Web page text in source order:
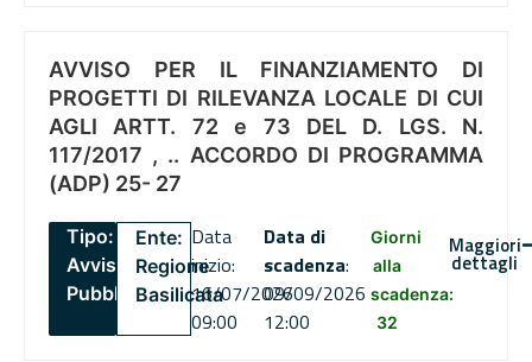
AVVISO PER IL FINANZIAMENTO DI
PROGETTI DI RILEVANZA LOCALE DI CUI
AGLI ARTT. 72 e 73 DEL D. LGS. N.
117/2017 , .. ACCORDO DI PROGRAMMA
(ADP) 25- 27
Tipo:
Avviso
Pubblico
Ente:
Regione
Basilicata
Data
inizio:
16/07/2026
09:00
Data di
scadenza:
09/09/2026
12:00
Giorni
alla
scadenza:
32
Maggiori
dettagli